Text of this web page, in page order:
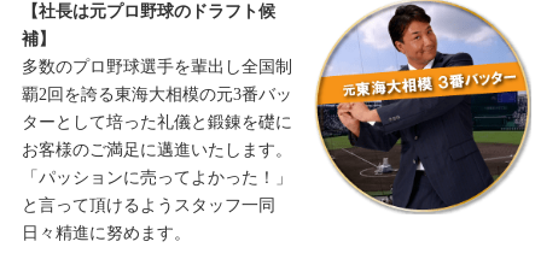
【社長は元プロ野球のドラフト候
補】
多数のプロ野球選手を輩出し全国制
覇2回を誇る東海大相模の元3番バッ
ターとして培った礼儀と鍛錬を礎に
お客様のご満足に邁進いたします。
「パッションに売ってよかった！」
と言って頂けるようスタッフ一同
日々精進に努めます。